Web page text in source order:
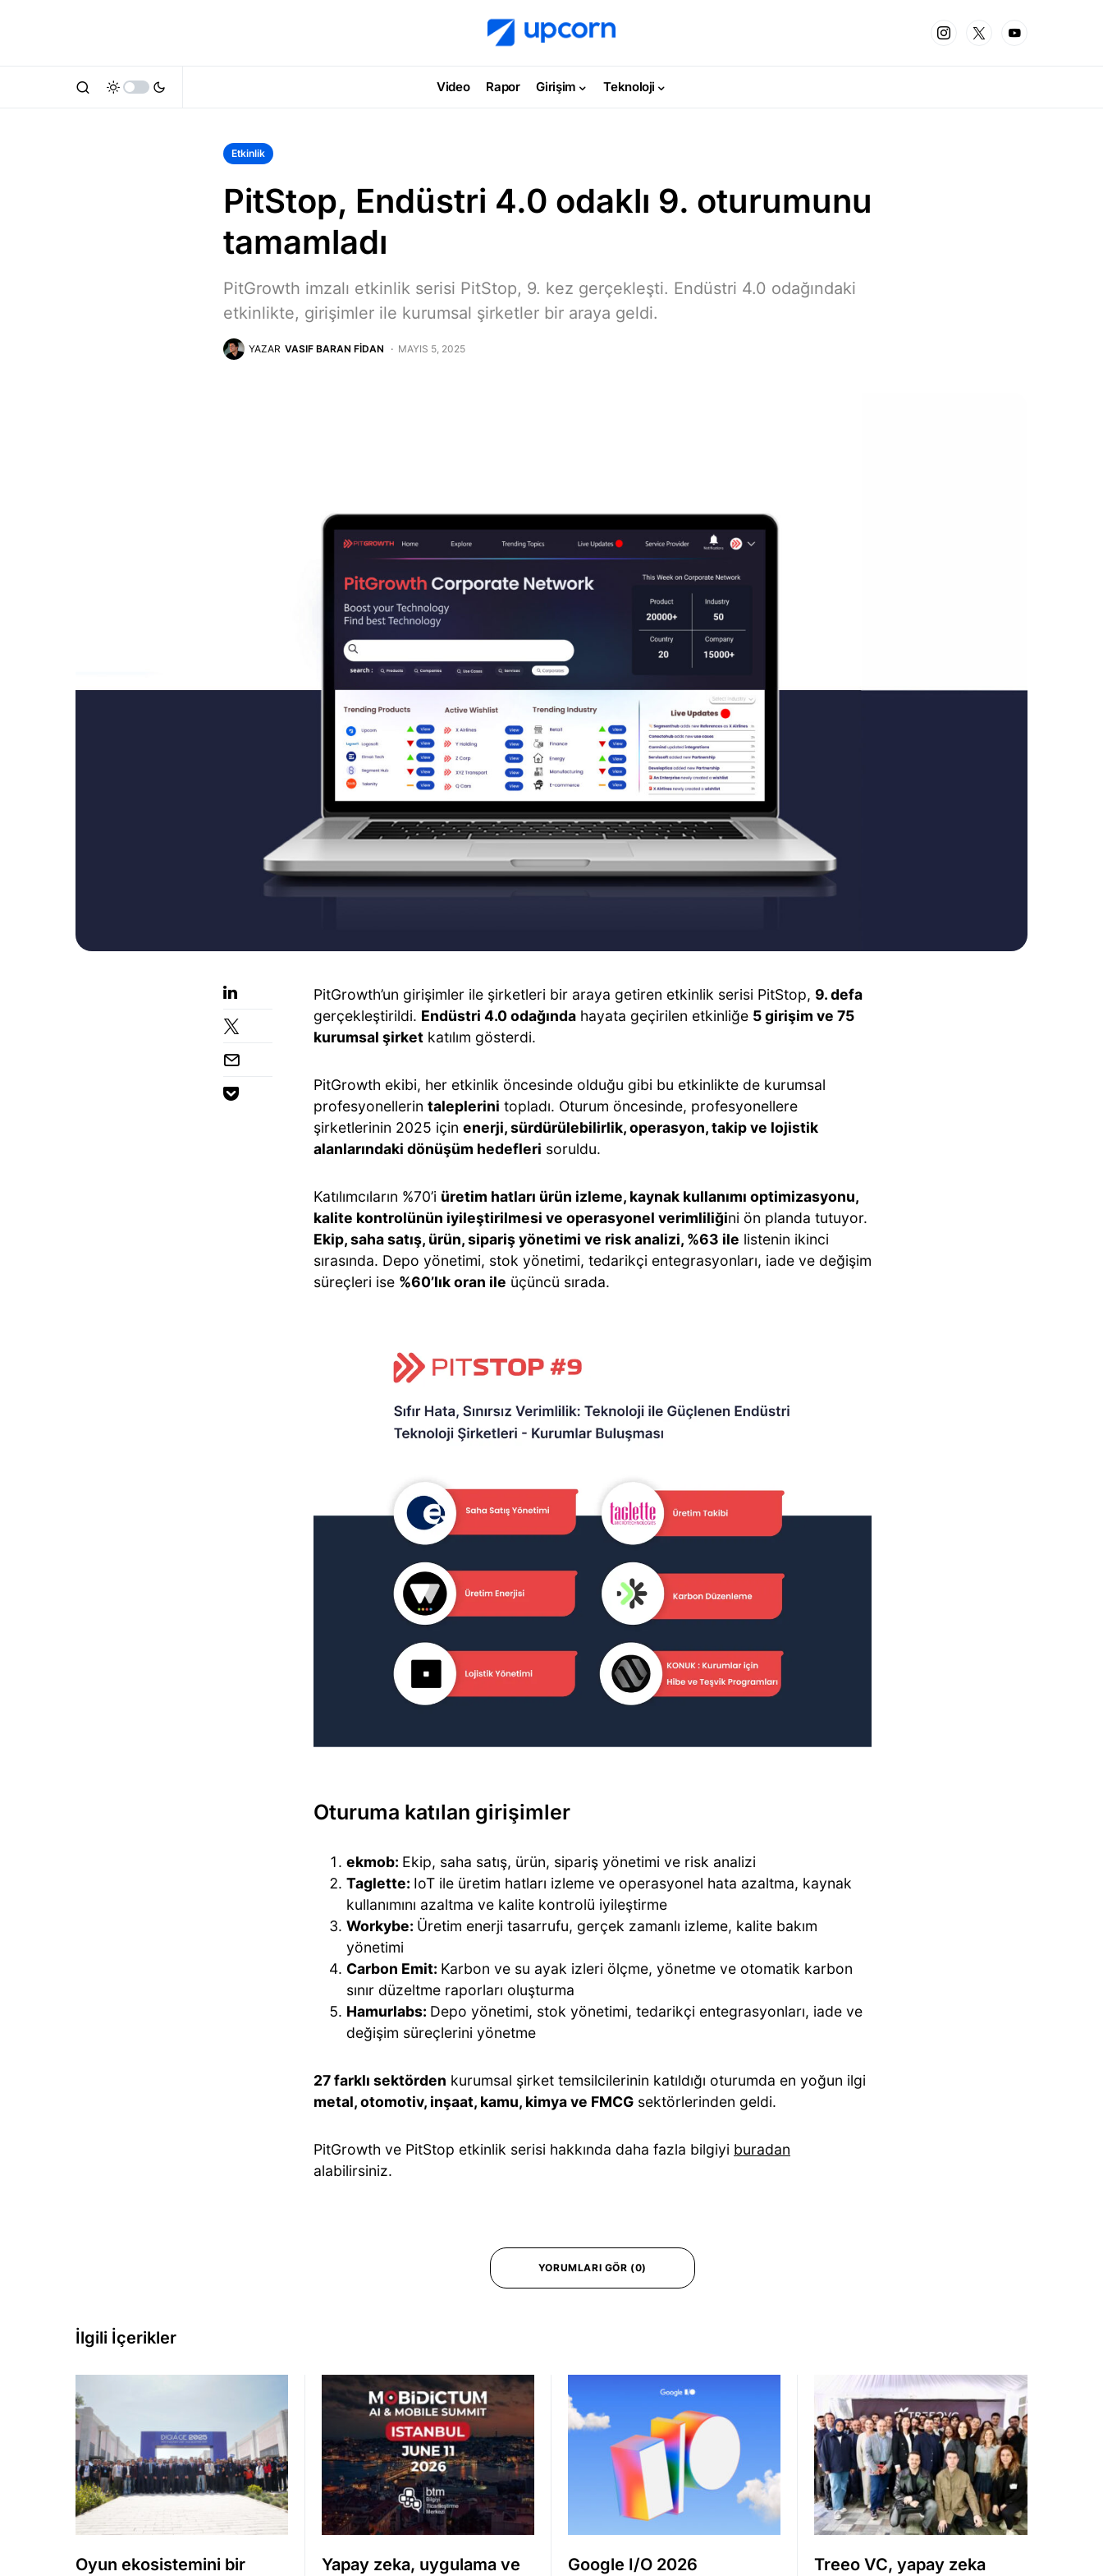
Video Rapor Girişim Teknoloji
Etkinlik
PitStop, Endüstri 4.0 odaklı 9. oturumunu
tamamladı
PitGrowth imzalı etkinlik serisi PitStop, 9. kez gerçekleşti. Endüstri 4.0 odağındaki
etkinlikte, girişimler ile kurumsal şirketler bir araya geldi.
YAZAR VASIF BARAN FIDAN MAYIS 5, 2025
PitGrowth’un girişimler ile şirketleri bir araya getiren etkinlik serisi PitStop, 9. defa
gerçekleştirildi. Endüstri 4.0 odağında hayata geçirilen etkinliğe 5 girişim ve 75
kurumsal şirket katılım gösterdi.
PitGrowth ekibi, her etkinlik öncesinde olduğu gibi bu etkinlikte de kurumsal
profesyonellerin taleplerini topladı. Oturum öncesinde, profesyonellere
şirketlerinin 2025 için enerji, sürdürülebilirlik, operasyon, takip ve lojistik
alanlarındaki dönüşüm hedefleri soruldu.
Katılımcıların %70’i üretim hatları ürün izleme, kaynak kullanımı optimizasyonu,
kalite kontrolünün iyileştirilmesi ve operasyonel verimliliğini ön planda tutuyor.
Ekip, saha satış, ürün, sipariş yönetimi ve risk analizi, %63 ile listenin ikinci
sırasında. Depo yönetimi, stok yönetimi, tedarikçi entegrasyonları, iade ve değişim
süreçleri ise %60’lık oran ile üçüncü sırada.
Oturuma katılan girişimler
ekmob: Ekip, saha satış, ürün, sipariş yönetimi ve risk analizi
Taglette: IoT ile üretim hatları izleme ve operasyonel hata azaltma, kaynak
kullanımını azaltma ve kalite kontrolü iyileştirme
Workybe: Üretim enerji tasarrufu, gerçek zamanlı izleme, kalite bakım
yönetimi
Carbon Emit: Karbon ve su ayak izleri ölçme, yönetme ve otomatik karbon
sınır düzeltme raporları oluşturma
Hamurlabs: Depo yönetimi, stok yönetimi, tedarikçi entegrasyonları, iade ve
değişim süreçlerini yönetme
27 farklı sektörden kurumsal şirket temsilcilerinin katıldığı oturumda en yoğun ilgi
metal, otomotiv, inşaat, kamu, kimya ve FMCG sektörlerinden geldi.
PitGrowth ve PitStop etkinlik serisi hakkında daha fazla bilgiyi buradan
alabilirsiniz.
YORUMLARI GÖR (0)
İlgili İçerikler
Oyun ekosistemini bir
Yapay zeka, uygulama ve
Google I/O 2026
Treeo VC, yapay zeka